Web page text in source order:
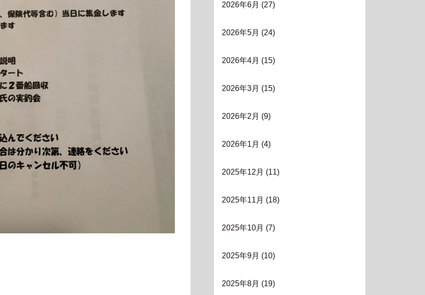
2026年6月 (27)
2026年5月 (24)
2026年4月 (15)
2026年3月 (15)
2026年2月 (9)
2026年1月 (4)
2025年12月 (11)
2025年11月 (18)
2025年10月 (7)
2025年9月 (10)
2025年8月 (19)